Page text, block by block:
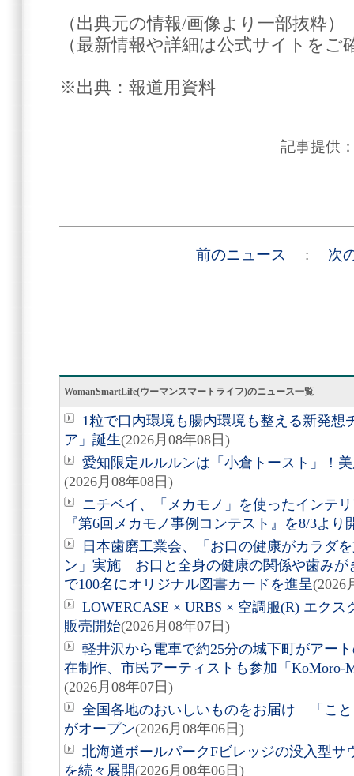
（出典元の情報/画像より一部抜粋）
（最新情報や詳細は公式サイトをご
※出典：報道用資料
記事提供
前のニュース : 次
WomanSmartLife(ウーマンスマートライフ)のニュース一覧
1粒で口内環境も腸内環境も整える新発想
ア」誕生(2026月08年08日)
愛知限定ルルルンは「小倉トースト」！
(2026月08年08日)
ニチベイ、「メカモノ」を使ったインテ
『第6回メカモノ事例コンテスト』を8/3より
日本歯磨工業会、「お口の健康がカラダ
ン」実施 お口と全身の健康の関係や歯みが
で100名にオリジナル図書カードを進呈(2026
LOWERCASE × URBS × 空調服(R) エク
販売開始(2026月08年07日)
軽井沢から電車で約25分の城下町がアー
在制作、市民アーティストも参加「KoMoro-
(2026月08年07日)
全国各地のおいしいものをお届け 「こ
がオープン(2026月08年06日)
北海道ボールパークFビレッジの没入型サ
を続々展開(2026月08年06日)